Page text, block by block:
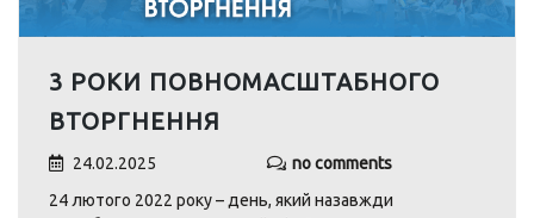
3 РОКИ ПОВНОМАСШТАБНОГО
ВТОРГНЕННЯ
24.02.2025
no comments
24 лютого 2022 року – день, який назавжди